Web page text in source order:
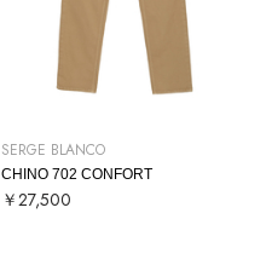
SERGE BLANCO
CHINO 702 CONFORT
￥27,500